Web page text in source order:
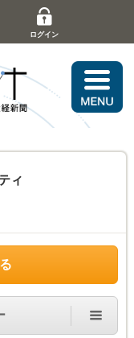
ログイン
ィ